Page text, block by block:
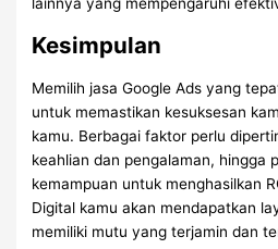
Kesimpulan
Memilih jasa Google Ads yang
untuk memastikan kesuksesan
kamu. Berbagai faktor perlu
keahlian dan pengalaman, hingga
kemampuan untuk menghasilkan
Digital kamu akan mendapatkan
memiliki mutu yang terjamin dan